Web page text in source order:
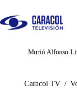
Juegos
Murió Alfonso
Caracol TV /